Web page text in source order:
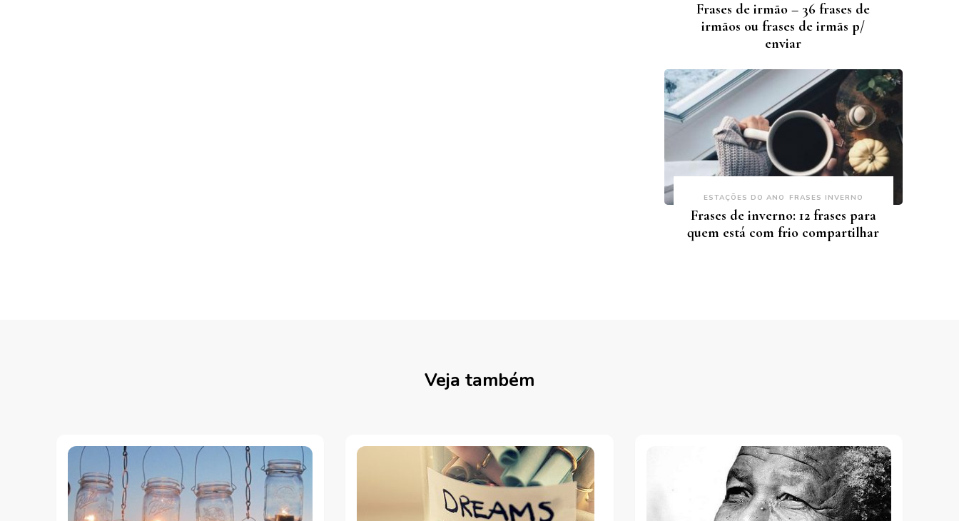
Frases de irmão – 36 frases de
irmãos ou frases de irmãs p/
enviar
ESTAÇÕES DO ANO FRASES INVERNO
Frases de inverno: 12 frases para
quem está com frio compartilhar
Veja também